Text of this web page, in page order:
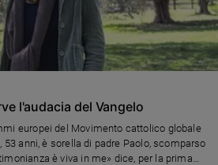
l'audacia del Vangelo
europei del Movimento cattolico globale
53 anni, è sorella di padre Paolo, scomparso
è viva in me» dice, per la prima